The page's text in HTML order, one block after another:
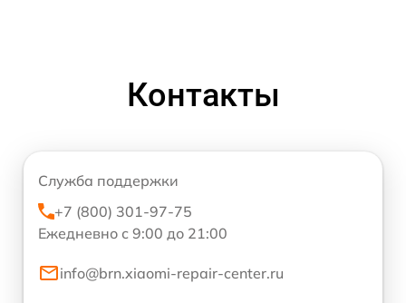
Контакты
Служба поддержки
+7 (800) 301-97-75
Ежедневно с 9:00 до 21:00
info@brn.xiaomi-repair-center.ru